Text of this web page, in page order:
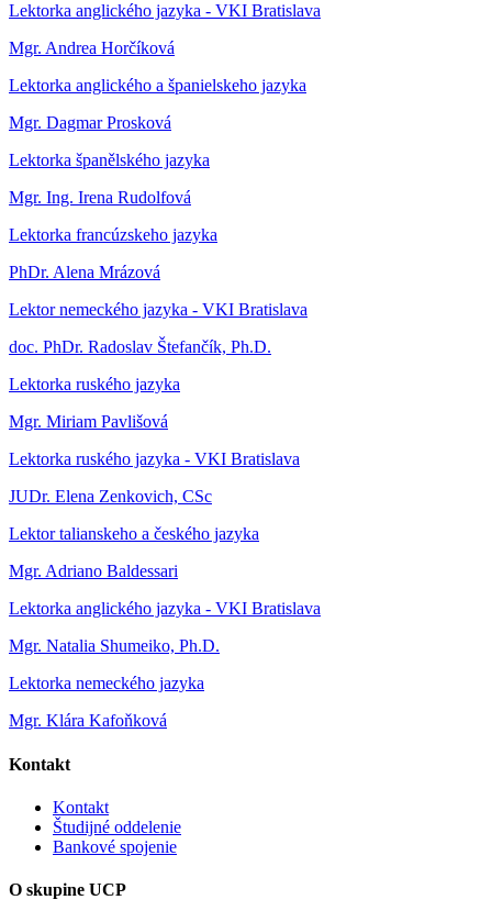
Lektorka anglického jazyka - VKI Bratislava
Mgr. Andrea Horčíková
Lektorka anglického a španielskeho jazyka
Mgr. Dagmar Prosková
Lektorka španělského jazyka
Mgr. Ing. Irena Rudolfová
Lektorka francúzskeho jazyka
PhDr. Alena Mrázová
Lektor nemeckého jazyka - VKI Bratislava
doc. PhDr. Radoslav Štefančík, Ph.D.
Lektorka ruského jazyka
Mgr. Miriam Pavlišová
Lektorka ruského jazyka - VKI Bratislava
JUDr. Elena Zenkovich, CSc
Lektor talianskeho a českého jazyka
Mgr. Adriano Baldessari
Lektorka anglického jazyka - VKI Bratislava
Mgr. Natalia Shumeiko, Ph.D.
Lektorka nemeckého jazyka
Mgr. Klára Kafoňková
Kontakt
Kontakt
Študijné oddelenie
Bankové spojenie
O skupine UCP